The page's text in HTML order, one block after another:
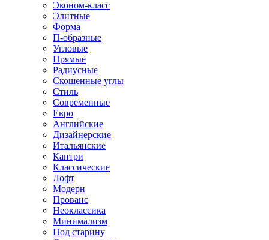
Эконом-класс
Элитные
Форма
П-образные
Угловые
Прямые
Радиусные
Скошенные углы
Стиль
Современные
Евро
Английские
Дизайнерские
Итальянские
Кантри
Классические
Лофт
Модерн
Прованс
Неоклассика
Минимализм
Под старину